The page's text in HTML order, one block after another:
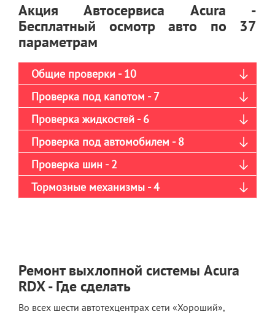
Акция Автосервиса Acura -
Бесплатный осмотр авто по 37
параметрам
Общие проверки - 10
Проверка под капотом - 7
Проверка жидкостей - 6
Проверка под автомобилем - 8
Проверка шин - 2
Тормозные механизмы - 4
Ремонт выхлопной системы Acura
RDX - Где сделать
Во всех шести автотехцентрах сети «Хороший»,